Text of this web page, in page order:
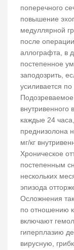
поперечного
повышение
медуллярной
после
аллографта, в
постепенное
заподозрить,
усиливается
внутривенного
каждые 24
преднизолона
мг/кг
Хроническое
постепенным
нескольких
эпизода
Осложнения
по отношению
включают
гиперплазию
вирусную,